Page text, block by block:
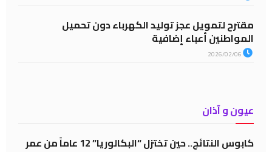
مقترح لتمويل عجز توليد الكهرباء دون تحميل
المواطنين أعباء إضافية
عيون و آذان
كابوس النتائج.. حين تختزل “البكالوريا” 12 عاماً من عمر